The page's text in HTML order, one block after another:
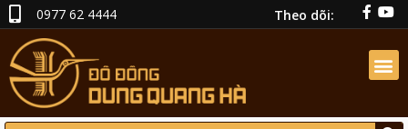
0977 62 4444 Theo dõi: